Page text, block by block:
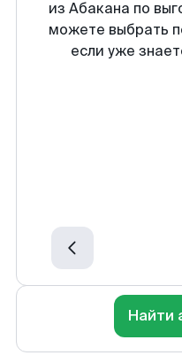
из Абакана по
можете выбрать
если уже
Найти